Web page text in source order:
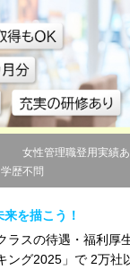
女性管理職登用実績あ
学歴不問
を描こう！
スの待遇・福利厚
グ2025」で 2万社